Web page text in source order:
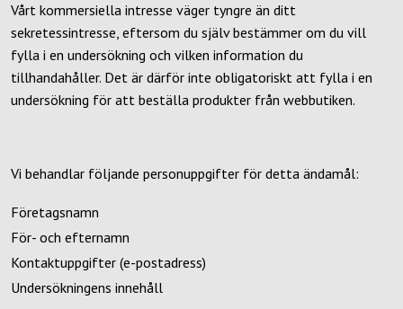
Vårt kommersiella intresse väger tyngre än ditt
sekretessintresse, eftersom du själv bestämmer om du vill
fylla i en undersökning och vilken information du
tillhandahåller. Det är därför inte obligatoriskt att fylla i en
undersökning för att beställa produkter från webbutiken.
Vi behandlar följande personuppgifter för detta ändamål:
Företagsnamn
För- och efternamn
Kontaktuppgifter (e-postadress)
Undersökningens innehåll